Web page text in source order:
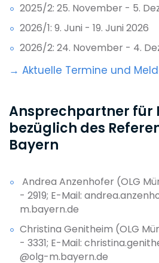
2025/2: 25. November - 5.
2026/1: 9. Juni - 19. Juni 2026
2026/2: 24. November - 4.
→ Aktuelle Termine und
Ansprechpartner für
bezüglich des
Bayern
Andrea Anzenhofer (OLG
- 2919; E-Mail:
m.bayern.de
Christina Genitheim (OLG
- 3331; E-Mail:
@olg-m.bayern.de